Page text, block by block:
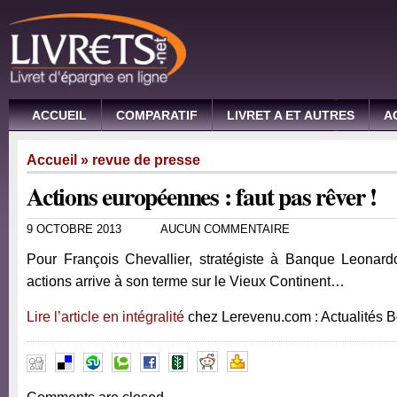
ACCUEIL COMPARATIF LIVRET A ET AUTRES
Accueil » revue de presse
Actions européennes : faut pas rêver !
9 OCTOBRE 2013 AUCUN COMMENTAIRE
Pour François Chevallier, stratégiste à Banque
actions arrive à son terme sur le Vieux Continent…
Lire l’article en intégralité chez Lerevenu.com : Actualités